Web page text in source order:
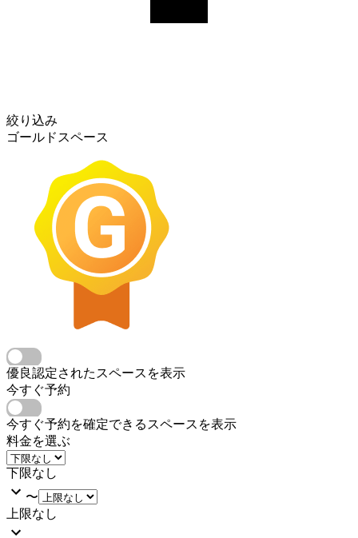
絞り込み
ゴールドスペース
優良認定されたスペースを表示
今すぐ予約
今すぐ予約を確定できるスペースを表示
料金を選ぶ
下限なし
〜
上限なし